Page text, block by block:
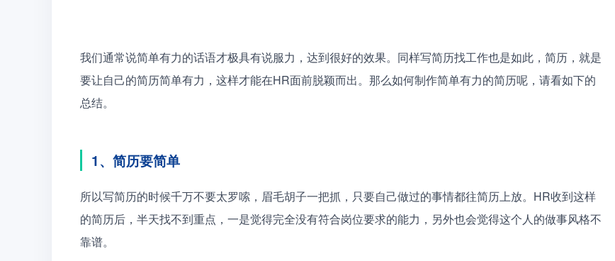
我们通常说简单有力的话语才极具有说服力，达到很好的效果。同样写简历找工作也是如此，简历，就是
要让自己的简历简单有力，这样才能在HR面前脱颖而出。那么如何制作简单有力的简历呢，请看如下的
总结。
1、简历要简单
所以写简历的时候千万不要太罗嗦，眉毛胡子一把抓，只要自己做过的事情都往简历上放。HR收到这样
的简历后，半天找不到重点，一是觉得完全没有符合岗位要求的能力，另外也会觉得这个人的做事风格不
靠谱。